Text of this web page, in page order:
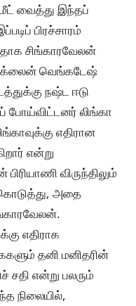
வைத்து இந்தப்
பிரச்சாரம்
சிங்காரவேலன்
வெங்கடேஷ்
நஷ்ட ஈடு
போய்விட்டனர் லிங்கா
எதிரான
என்று
விருந்திலும்
அதை
எதிராக
தனி மனிதரின்
சதி என்று பலரும்
நிலையில்,